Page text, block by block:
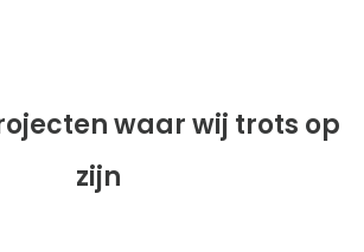
waar wij trots op
zijn